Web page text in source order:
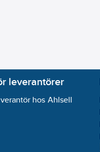
leverantörer
hos Ahlsell